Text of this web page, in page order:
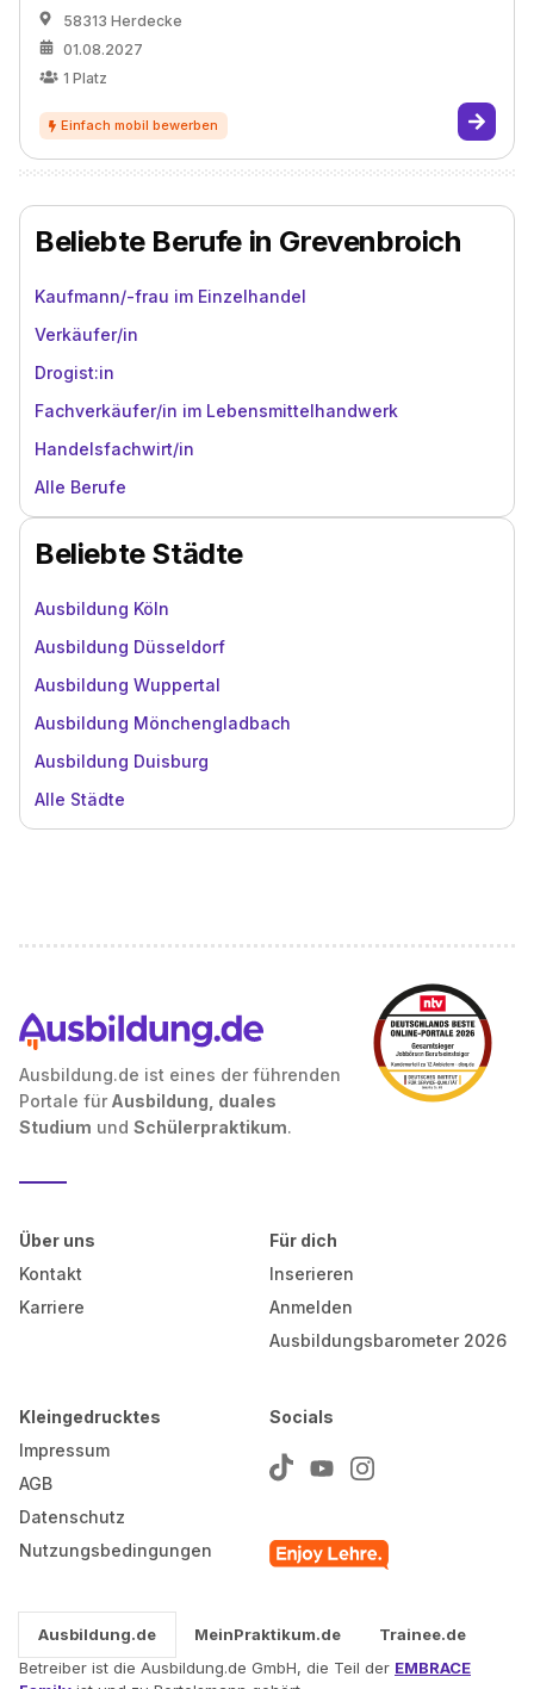
58313 Herdecke
01.08.2027
1 Platz
Beliebte Berufe in Grevenbroich
Kaufmann/-frau im Einzelhandel
Verkäufer/in
Drogist:in
Fachverkäufer/in im Lebensmittelhandwerk
Handelsfachwirt/in
Alle Berufe
Beliebte Städte
Ausbildung Köln
Ausbildung Düsseldorf
Ausbildung Wuppertal
Ausbildung Mönchengladbach
Ausbildung Duisburg
Alle Städte
Ausbildung.de ist eines der führenden
Portale für Ausbildung, duales
Studium und Schülerpraktikum.
Über uns
Kontakt
Karriere
Für dich
Inserieren
Anmelden
Ausbildungsbarometer 2026
Kleingedrucktes
Impressum
AGB
Datenschutz
Nutzungsbedingungen
Socials
Ausbildung.de MeinPraktikum.de
Trainee.de
Betreiber ist die Ausbildung.de GmbH, die Teil der EMBRACE